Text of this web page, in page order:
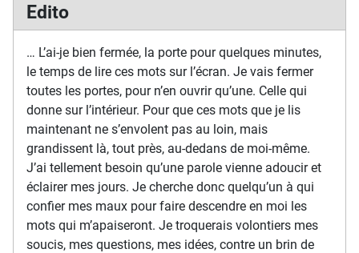
Edito
… L’ai-je bien fermée, la porte pour quelques minutes,
le temps de lire ces mots sur l’écran. Je vais fermer
toutes les portes, pour n’en ouvrir qu’une. Celle qui
donne sur l’intérieur. Pour que ces mots que je lis
maintenant ne s’envolent pas au loin, mais
grandissent là, tout près, au-dedans de moi-même.
J’ai tellement besoin qu’une parole vienne adoucir et
éclairer mes jours. Je cherche donc quelqu’un à qui
confier mes maux pour faire descendre en moi les
mots qui m’apaiseront. Je troquerais volontiers mes
soucis, mes questions, mes idées, contre un brin de